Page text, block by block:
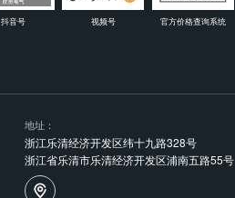
抖音号 视频号 官方价格查询系统
地址：
浙江乐清经济开发区纬十九路328号
浙江省乐清市乐清经济开发区浦南五路55号